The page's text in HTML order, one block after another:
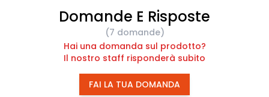
Domande E Risposte
(7 domande)
Hai una domanda sul prodotto?
Il nostro staff risponderà subito
FAI LA TUA DOMANDA